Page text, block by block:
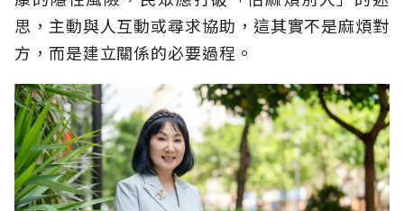
思，主動與人互動或尋求協助，這其實不是麻煩對
方，而是建立關係的必要過程。